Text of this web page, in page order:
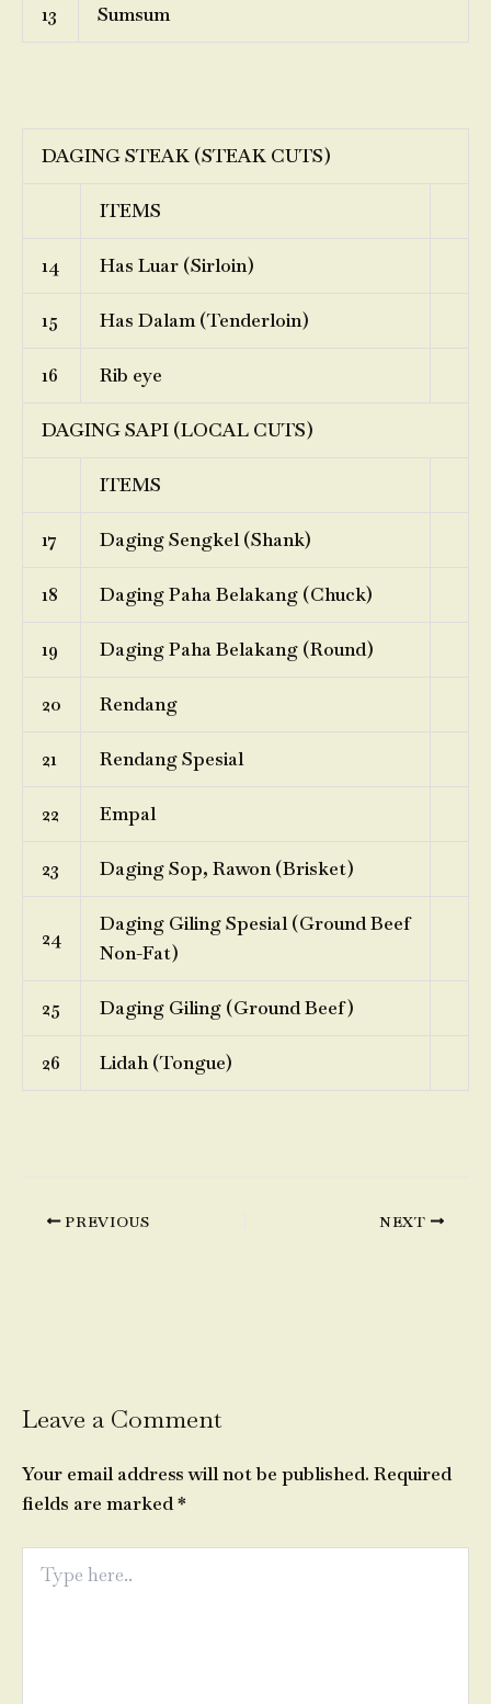
13 Sumsum
DAGING STEAK (STEAK CUTS)
ITEMS
14 Has Luar (Sirloin)
15 Has Dalam (Tenderloin)
16 Rib eye
DAGING SAPI (LOCAL CUTS)
ITEMS
17 Daging Sengkel (Shank)
18 Daging Paha Belakang (Chuck)
19 Daging Paha Belakang (Round)
20 Rendang
21 Rendang Spesial
22 Empal
23 Daging Sop, Rawon (Brisket)
24
Daging Giling Spesial (Ground Beef
Non-Fat)
25 Daging Giling (Ground Beef)
26 Lidah (Tongue)
PREVIOUS NEXT
Leave a Comment
Your email address will not be published. Required
fields are marked*
here..